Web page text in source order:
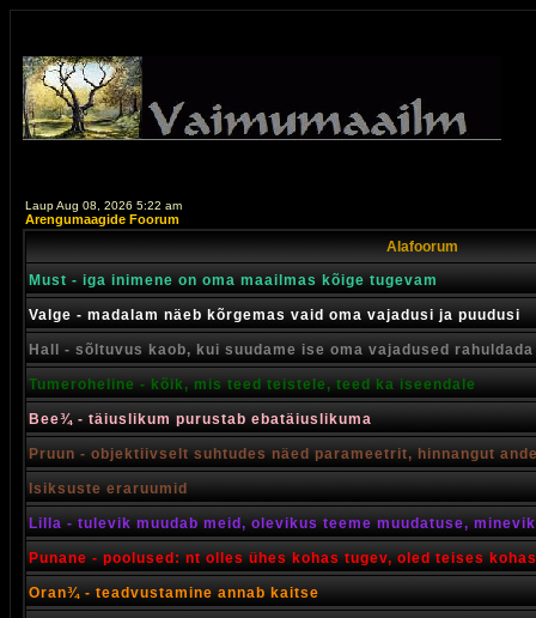
Laup Aug 08, 2026 5:22 am
Arengumaagide Foorum
Alafoorum
Must - iga inimene on oma maailmas kõige tugevam
Valge - madalam näeb kõrgemas vaid oma vajadusi ja puudusi
Hall - sõltuvus kaob, kui suudame ise oma vajadused rahuldada
Tumeroheline - kõik, mis teed teistele, teed ka iseendale
Bee¾ - täiuslikum purustab ebatäiuslikuma
Pruun - objektiivselt suhtudes näed parameetrit, hinnangut
Isiksuste eraruumid
Lilla - tulevik muudab meid, olevikus teeme muudatuse,
Punane - poolused: nt olles ühes kohas tugev, oled teises
Oran¾ - teadvustamine annab kaitse